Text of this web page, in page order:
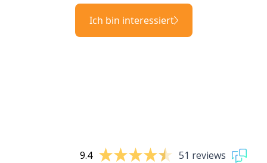
Ich bin interessiert
9.4 51 reviews